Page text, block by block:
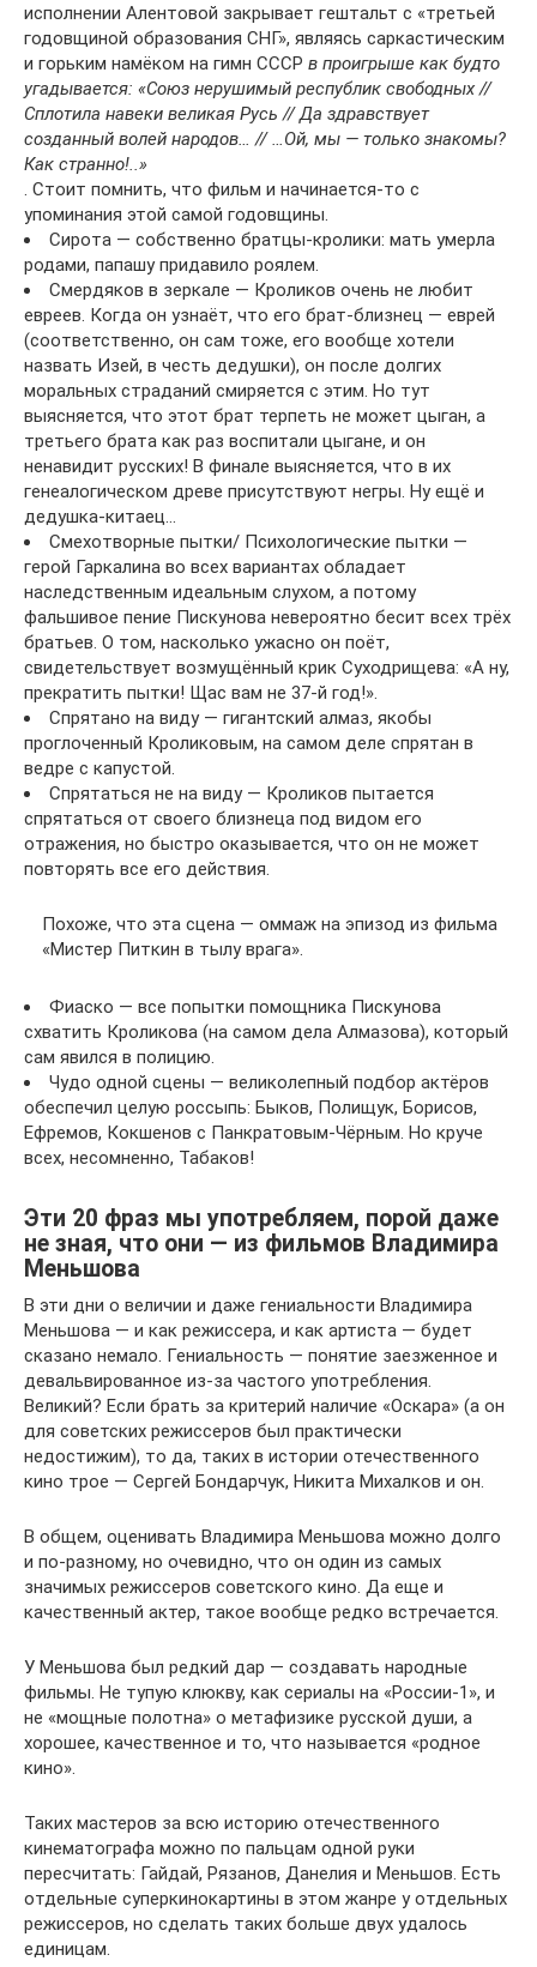
исполнении Алентовой закрывает гештальт с «третьей
годовщиной образования СНГ», являясь саркастическим
и горьким намёком на гимн СССР в проигрыше как будто
угадывается: «Союз нерушимый республик свободных //
Сплотила навеки великая Русь // Да здравствует
созданный волей народов… // …Ой, мы — только знакомы?
Как странно!..»
. Стоит помнить, что фильм и начинается-то с
упоминания этой самой годовщины.
Сирота — собственно братцы-кролики: мать умерла
родами, папашу придавило роялем.
Смердяков в зеркале — Кроликов очень не любит
евреев. Когда он узнаёт, что его брат-близнец — еврей
(соответственно, он сам тоже, его вообще хотели
назвать Изей, в честь дедушки), он после долгих
моральных страданий смиряется с этим. Но тут
выясняется, что этот брат терпеть не может цыган, а
третьего брата как раз воспитали цыгане, и он
ненавидит русских! В финале выясняется, что в их
генеалогическом древе присутствуют негры. Ну ещё и
дедушка-китаец…
Смехотворные пытки/ Психологические пытки —
герой Гаркалина во всех вариантах обладает
наследственным идеальным слухом, а потому
фальшивое пение Пискунова невероятно бесит всех трёх
братьев. О том, насколько ужасно он поёт,
свидетельствует возмущённый крик Суходрищева: «А ну,
прекратить пытки! Щас вам не 37-й год!».
Спрятано на виду — гигантский алмаз, якобы
проглоченный Кроликовым, на самом деле спрятан в
ведре с капустой.
Спрятаться не на виду — Кроликов пытается
спрятаться от своего близнеца под видом его
отражения, но быстро оказывается, что он не может
повторять все его действия.
Похоже, что эта сцена — оммаж на эпизод из фильма
«Мистер Питкин в тылу врага».
Фиаско — все попытки помощника Пискунова
схватить Кроликова (на самом дела Алмазова), который
сам явился в полицию.
Чудо одной сцены — великолепный подбор актёров
обеспечил целую россыпь: Быков, Полищук, Борисов,
Ефремов, Кокшенов с Панкратовым-Чёрным. Но круче
всех, несомненно, Табаков!
Эти 20 фраз мы употребляем, порой даже
не зная, что они — из фильмов Владимира
Меньшова
В эти дни о величии и даже гениальности Владимира
Меньшова — и как режиссера, и как артиста — будет
сказано немало. Гениальность — понятие заезженное и
девальвированное из-за частого употребления.
Великий? Если брать за критерий наличие «Оскара» (а он
для советских режиссеров был практически
недостижим), то да, таких в истории отечественного
кино трое — Сергей Бондарчук, Никита Михалков и он.
В общем, оценивать Владимира Меньшова можно долго
и по-разному, но очевидно, что он один из самых
значимых режиссеров советского кино. Да еще и
качественный актер, такое вообще редко встречается.
У Меньшова был редкий дар — создавать народные
фильмы. Не тупую клюкву, как сериалы на «России-1», и
не «мощные полотна» о метафизике русской души, а
хорошее, качественное и то, что называется «родное
кино».
Таких мастеров за всю историю отечественного
кинематографа можно по пальцам одной руки
пересчитать: Гайдай, Рязанов, Данелия и Меньшов. Есть
отдельные суперкинокартины в этом жанре у отдельных
режиссеров, но сделать таких больше двух удалось
единицам.